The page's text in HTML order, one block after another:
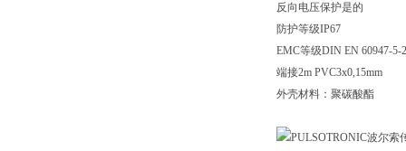
反向电压保护是的
防护等级IP67
EMC等级DIN EN 60947-5-
端接2m PVC3x0,15mm
外壳材料：聚碳酸酯